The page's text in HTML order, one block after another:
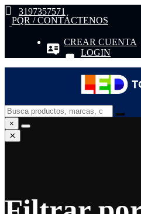
3197357571
PQR / CONTÁCTENOS
CREAR CUENTA
LOGIN
×
✕